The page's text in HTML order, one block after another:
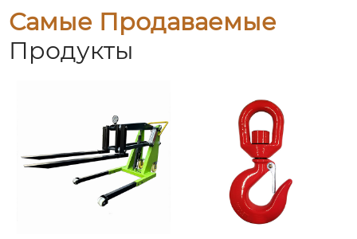
Самые Продаваемые
Продукты